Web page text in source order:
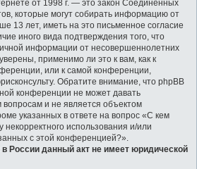
от 1998 г. — это закон Соединённых
которые могут собирать информацию от
13 лет, иметь на это письменное согласие
иного вида подтверждения того, что
информации от несовершеннолетних
применимо ли это к вам, как к
или к самой конференции,
Обратите внимание, что phpBB
конференции не может давать
и не является объектом
указанных в ответе на вопрос «С кем
некорректного использования и/или
с этой конференцией?».
России данный акт не имеет юридической